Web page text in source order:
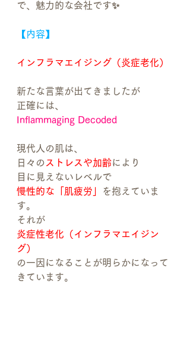
で、魅力的な会社です✨
【内容】
インフラマエイジング（炎症老化）
新たな言葉が出てきましたが
正確には、
Inflammaging Decoded
現代人の肌は、
日々の ストレスや加齢により
目に見えないレベルで
慢性的な「肌疲労」
を抱えていま
す。
それが
炎症性老化（インフラマエイジン
グ）
の一因になることが明らかになって
きています。